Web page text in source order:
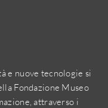
e nuove tecnologie si
Fondazione Museo
attraverso i